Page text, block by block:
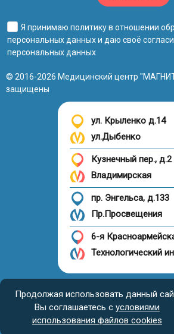
Продолжая использовать данный
Вы соглашаетесь с условиями
использования файлов cookies
Я принимаю политику в отношении
персональных данныхи даю своё
персональных данных
© 2016-2026 Медицинский центр
защищены
ул. Крыленко д.14
ул.Дыбенко
Кузнечный пер., д.2
Владимирская
пр. Энгельса, д.133
Пр.Просвещения
6-я
Технологический
Налоговый вычет